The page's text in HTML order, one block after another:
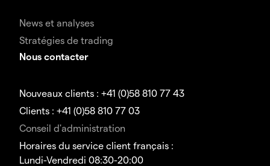
News et analyses
Stratégies de trading
Nous contacter
Nouveaux clients : +41 (0)58 810 77 43
Clients : +41 (0)58 810 77 03
Conseil d'administration
Horaires du service client français :
Lundi-Vendredi 08:30-20:00